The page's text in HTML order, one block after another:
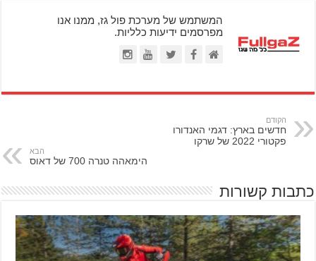
המשתמש של מערכת פול גז, ממנו אנו
מפרסמים ידיעות כלליות.
הקודם
חדשים בארץ: דגמי האנדורו
פקטורי 2022 של שרקו
הבא
הימאהה טנרה 700 של דאוס
כתבות קשורות